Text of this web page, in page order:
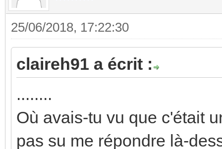
25/06/2018, 17:22:30
claireh91 a écrit :
........
Où avais-tu vu que c'était
pas su me répondre là-